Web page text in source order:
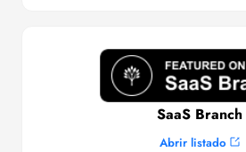
SaaS Branch
Abrir listado